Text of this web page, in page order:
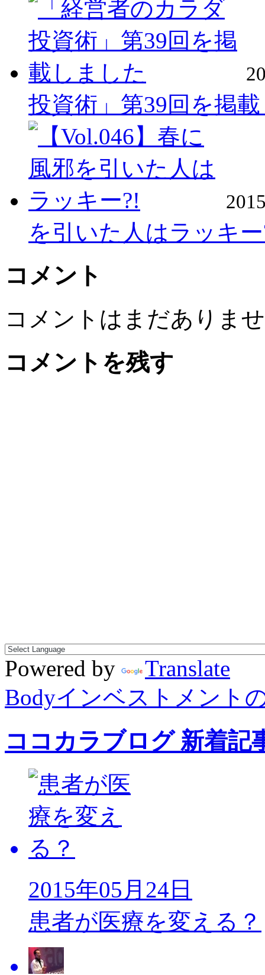
投資術」第39回を掲
を引いた人はラッキ
コメント
コメントはまだありま
コメントを残す
Powered by
Translate
Bodyインベストメント
ココカラブログ 新着記
2015年05月24日
患者が医療を変える？